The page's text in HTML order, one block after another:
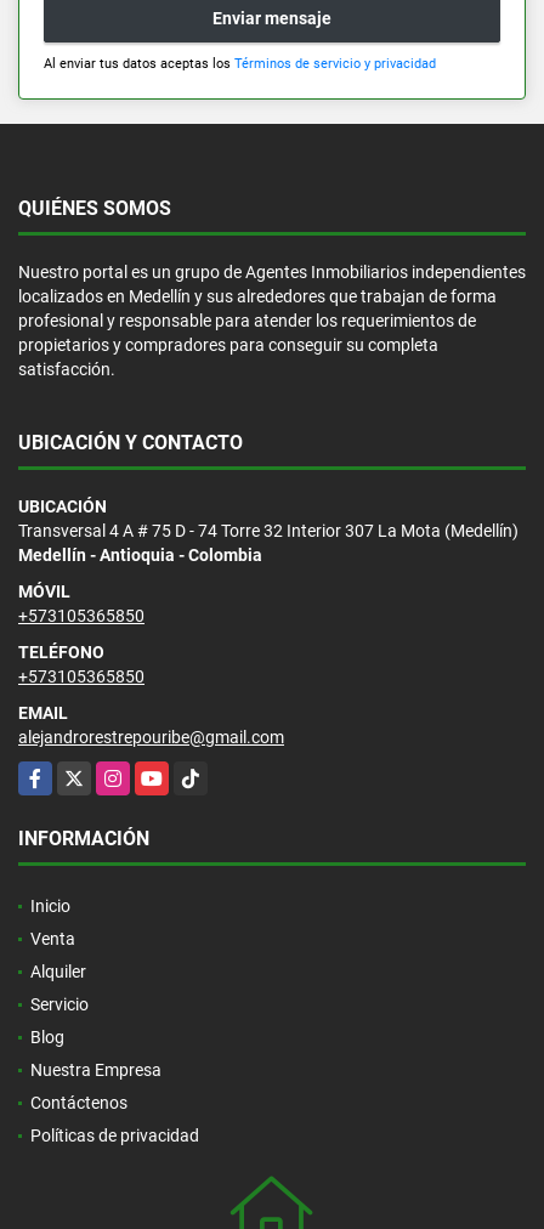
Enviar mensaje
Al enviar tus datos aceptas los Términos de servicio y privacidad
QUIÉNES SOMOS
Nuestro portal es un grupo de Agentes Inmobiliarios independientes
localizados en Medellín y sus alrededores que trabajan de forma
profesional y responsable para atender los requerimientos de
propietarios y compradores para conseguir su completa
satisfacción.
UBICACIÓN Y CONTACTO
UBICACIÓN
Transversal 4 A # 75 D - 74 Torre 32 Interior 307 La Mota (Medellín)
Medellín - Antioquia - Colombia
MÓVIL
+573105365850
TELÉFONO
+573105365850
EMAIL
alejandrorestrepouribe@gmail.com
Facebook
X InstagramYouTubeTikTok
INFORMACIÓN
Inicio
Venta
Alquiler
Servicio
Blog
Nuestra Empresa
Contáctenos
Políticas de privacidad